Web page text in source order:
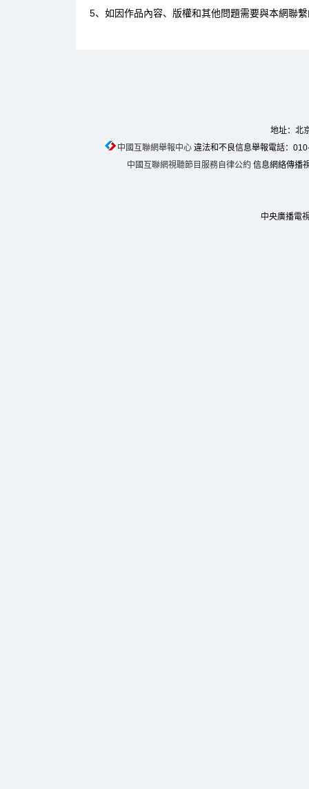
5、如因作品內容、版權和其他問題需要與本網聯
地址：北
中國互聯網舉報中心違法和不良信息舉報電話：
中國互聯網視聽節目服務自律公約 信息網絡傳播
中央廣播電